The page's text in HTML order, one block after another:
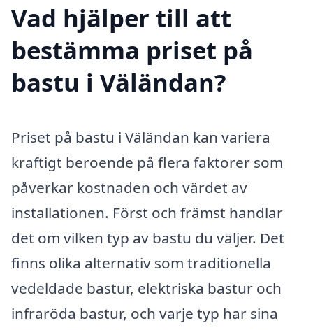
Vad hjälper till att
bestämma priset på
bastu i Väländan?
Priset på bastu i Väländan kan variera
kraftigt beroende på flera faktorer som
påverkar kostnaden och värdet av
installationen. Först och främst handlar
det om vilken typ av bastu du väljer. Det
finns olika alternativ som traditionella
vedeldade bastur, elektriska bastur och
infraröda bastur, och varje typ har sina